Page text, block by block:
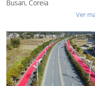
Busan, Coreia
Ver